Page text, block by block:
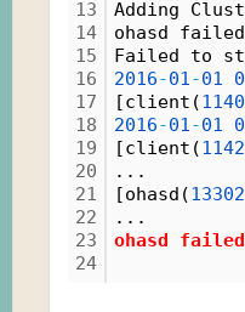
13
14
15
16
17
18
19
20
21
22
23
24
Adding
ohasd
Failed to
2016-01-01
[client(
2016-01-01
[client(
...
[ohasd(13302
...
ohasd